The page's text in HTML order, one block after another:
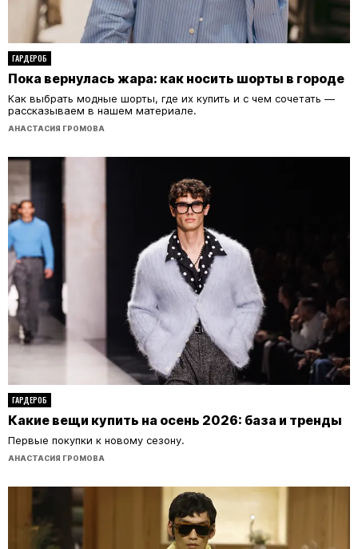
ГАРДЕРОБ
Пока вернулась жара: как носить шорты в городе
АНАСТАСИЯ ГРОМОВА
Как выбрать модные шорты, где их купить и с чем сочетать —
рассказываем в нашем материале.
ГАРДЕРОБ
Какие вещи купить на осень 2026: база и тренды
АНАСТАСИЯ ГРОМОВА
Первые покупки к новому сезону.